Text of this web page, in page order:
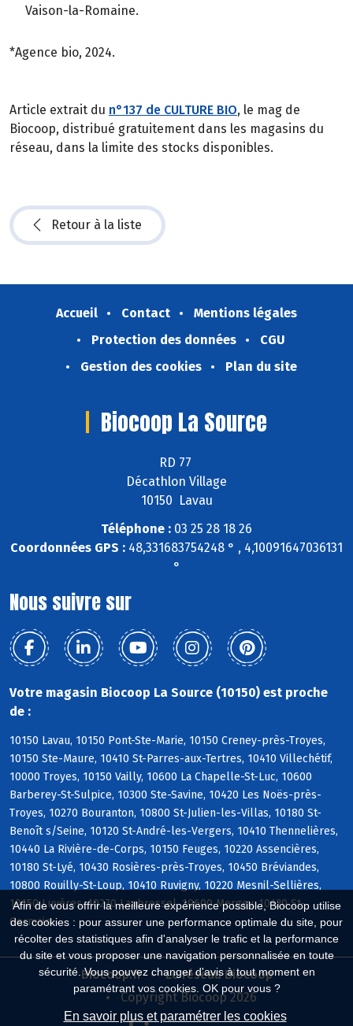
Afin de vous offrir la meilleure expérience possible, Biocoop utilise
des cookies : pour assurer une performance optimale du site, pour
récolter des statistiques afin d'analyser le trafic et la performance
du site et vous proposer une navigation personnalisée en toute
sécurité. Vous pouvez changer d'avis à tout moment en
paramétrant vos cookies. OK pour vous ?
En savoir plus et paramétrer les cookies
Vaison-la-Romaine.
*Agence bio, 2024.
Article extrait du n°137 de CULTURE BIO, le mag de
Biocoop, distribué gratuitement dans les magasins du
réseau, dans la limite des stocks disponibles.
Retour à la liste
Accueil Contact
Mentions légales
Protection des données
CGU
Gestion des cookies
Plan du site
Biocoop La Source
RD 77
Décathlon Village
10150 Lavau
Téléphone : 03 25 28 18 26
Coordonnées GPS : 48,331683754248 ° , 4,10091647036131
°
Nous suivre sur
Votre magasin Biocoop La Source (10150) est proche
de :
10150 Lavau, 10150 Pont-Ste-Marie, 10150 Creney-près-Troyes,
10150 Ste-Maure, 10410 St-Parres-aux-Tertres, 10410 Villechétif,
10000 Troyes, 10150 Vailly, 10600 La Chapelle-St-Luc, 10600
Barberey-St-Sulpice, 10300 Ste-Savine, 10420 Les Noës-près-
Troyes, 10270 Bouranton, 10800 St-Julien-les-Villas, 10180 St-
Benoît s/Seine, 10120 St-André-les-Vergers, 10410 Thennelières,
10440 La Rivière-de-Corps, 10150 Feuges, 10220 Assencières,
10180 St-Lyé, 10430 Rosières-près-Troyes, 10450 Bréviandes,
10800 Rouilly-St-Loup, 10410 Ruvigny, 10220 Mesnil-Sellières,
10150 Luyères, 10270 Laubressel, 10600 Mergey, 10120 St-
Germain
Biocoop.fr
Le réseau Biocoop
Copyright Biocoop 2026